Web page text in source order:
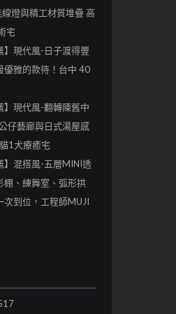
燈與精工材質堆疊 高
宅
】現代風-日子渡得豐
優雅的款待！台中 40
】現代風-翻轉陳舊中
仔藝廊與日式湯屋感
1犬療癒宅
】混搭風-五層MINI透
棚、練舞室、弧形拱
次到位，工程師MUJI